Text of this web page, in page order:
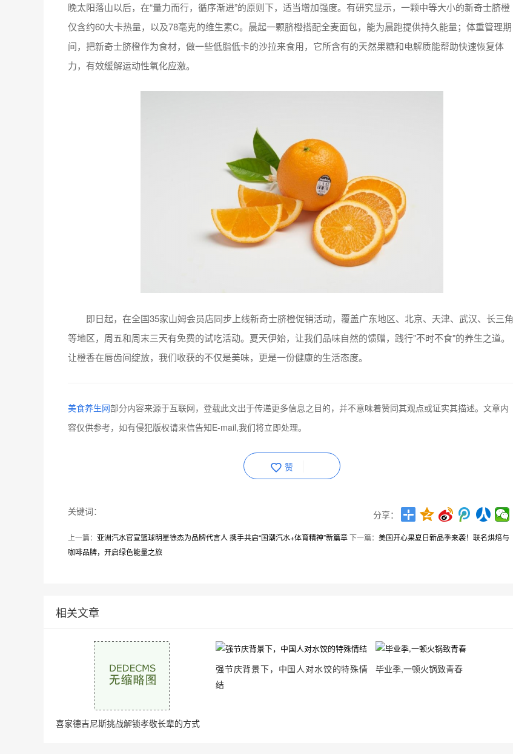
晚太阳落山以后，在“量力而行，循序渐进”的原则下，适当增加强度。有研究显示，一颗中等大小的新奇士脐橙
仅含约60大卡热量，以及78毫克的维生素C。晨起一颗脐橙搭配全麦面包，能为晨跑提供持久能量；体重管理期
间，把新奇士脐橙作为食材，做一些低脂低卡的沙拉来食用，它所含有的天然果糖和电解质能帮助快速恢复体
力，有效缓解运动性氧化应激。
即日起，在全国35家山姆会员店同步上线新奇士脐橙促销活动，覆盖广东地区、北京、天津、武汉、长三角
等地区，周五和周末三天有免费的试吃活动。夏天伊始，让我们品味自然的馈赠，践行"不时不食"的养生之道。
让橙香在唇齿间绽放，我们收获的不仅是美味，更是一份健康的生活态度。
美食养生网部分内容来源于互联网，登载此文出于传递更多信息之目的，并不意味着赞同其观点或证实其描述。文章内
容仅供参考，如有侵犯版权请来信告知E-mail,我们将立即处理。
赞
关键词： 分享：
上一篇： 亚洲汽水官宣篮球明星徐杰为品牌代言人 携手共启“国潮汽水+体育精神”新篇章下一篇： 美国开心果夏日新品季来袭！联名烘焙与
咖啡品牌，开启绿色能量之旅
相关文章
喜家德吉尼斯挑战解锁孝敬长辈的方式
强节庆背景下，中国人对水饺的特殊情
结
毕业季,一顿火锅致青春